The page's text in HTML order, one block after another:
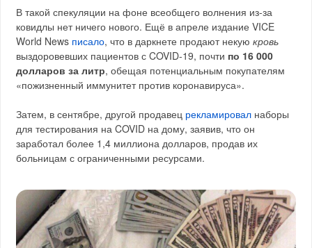
В такой спекуляции на фоне всеобщего волнения из-за
ковидлы нет ничего нового. Ещё в апреле издание VICE
World News писало, что в даркнете продают некуюкровь
выздоровевших пациентов с COVID-19, почти по 16 000
долларов за литр, обещая потенциальным покупателям
«пожизненный иммунитет против коронавируса».
Затем, в сентябре, другой продавец рекламировал наборы
для тестирования на COVID на дому, заявив, что он
заработал более 1,4 миллиона долларов, продав их
больницам с ограниченными ресурсами.